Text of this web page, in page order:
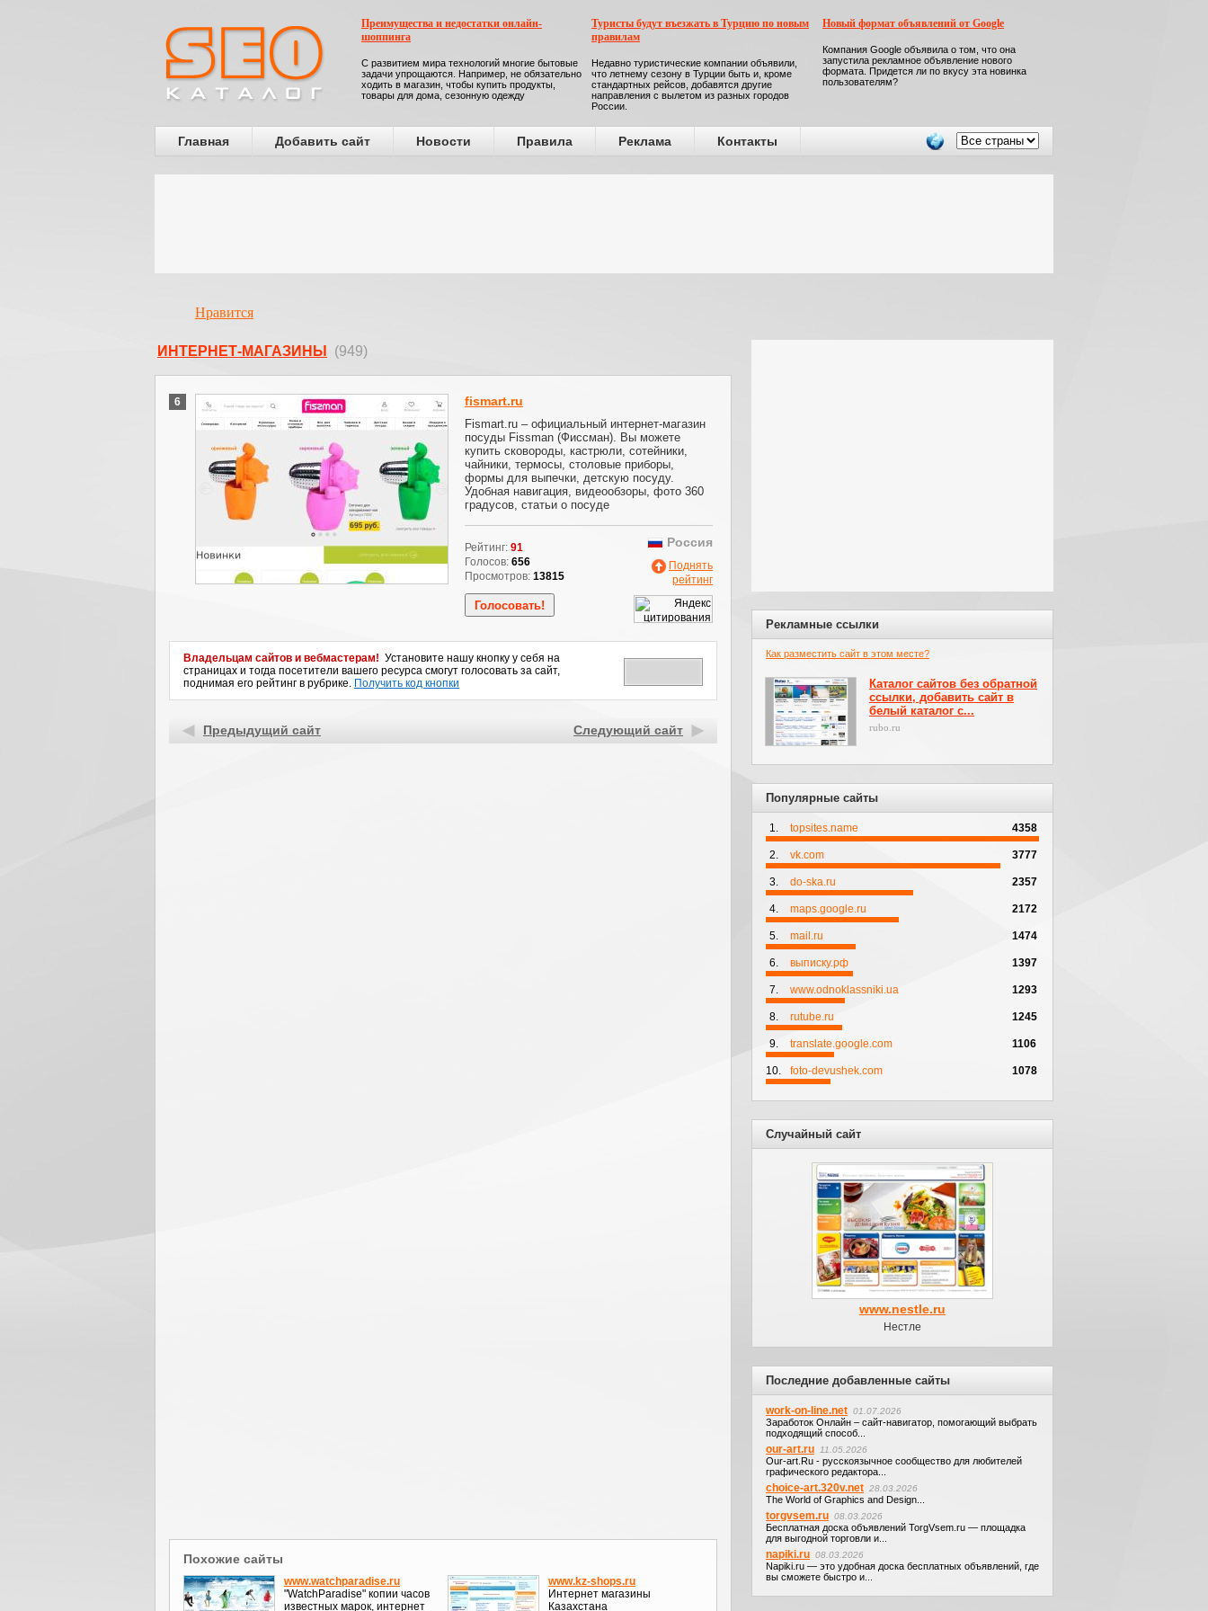
Преимущества и недостатки онлайн-
шоппинга
С развитием мира технологий многие бытовые
задачи упрощаются. Например, не обязательно
ходить в магазин, чтобы купить продукты,
товары для дома, сезонную одежду
Туристы будут въезжать в Турцию по новым
правилам
Недавно туристические компании объявили,
что летнему сезону в Турции быть и, кроме
стандартных рейсов, добавятся другие
направления с вылетом из разных городов
России.
Новый формат объявлений от Google
Компания Google объявила о том, что она
запустила рекламное объявление нового
формата. Придется ли по вкусу эта новинка
пользователям?
Главная Добавить сайт Новости Правила Реклама Контакты
Нравится
ИНТЕРНЕТ-МАГАЗИНЫ (949)
6 fismart.ru
Fismart.ru – официальный интернет-магазин
посуды Fissman (Фиссман). Вы можете
купить сковороды, кастрюли, сотейники,
чайники, термосы, столовые приборы,
формы для выпечки, детскую посуду.
Удобная навигация, видеообзоры, фото 360
градусов, статьи о посуде
Рейтинг: 91
Голосов: 656
Просмотров: 13815
Россия
Поднять
рейтинг
Владельцам сайтов и вебмастерам! Установите нашу кнопку у себя на
страницах и тогда посетители вашего ресурса смогут голосовать за сайт,
поднимая его рейтинг в рубрике. Получить код кнопки
Предыдущий сайт Следующий сайт
Похожие сайты
www.watchparadise.ru
"WatchParadise" копии часов
известных марок, интернет
www.kz-shops.ru
Интернет магазины
Казахстана
Рекламные ссылки
Как разместить сайт в этом месте?
Каталог сайтов без обратной
ссылки, добавить сайт в
белый каталог с...
rubo.ru
Популярные сайты
1. topsites.name 4358
2. vk.com 3777
3. do-ska.ru 2357
4. maps.google.ru 2172
5. mail.ru 1474
6. выписку.рф 1397
7. www.odnoklassniki.ua 1293
8. rutube.ru 1245
9. translate.google.com 1106
10. foto-devushek.com 1078
Случайный сайт
www.nestle.ru
Нестле
Последние добавленные сайты
work-on-line.net 01.07.2026
Заработок Онлайн – сайт-навигатор, помогающий выбрать
подходящий способ...
our-art.ru 11.05.2026
Our-art.Ru - русскоязычное сообщество для любителей
графического редактора...
choice-art.320v.net 28.03.2026
The World of Graphics and Design...
torgvsem.ru 08.03.2026
Бесплатная доска объявлений TorgVsem.ru — площадка
для выгодной торговли и...
napiki.ru 08.03.2026
Napiki.ru — это удобная доска бесплатных объявлений, где
вы сможете быстро и...